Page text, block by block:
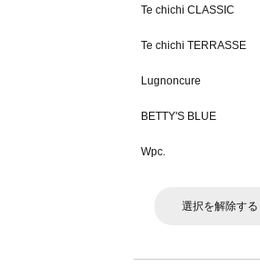
Te chichi CLASSIC
Te chichi TERRASSE
Lugnoncure
BETTY'S BLUE
Wpc.
選択を解除する